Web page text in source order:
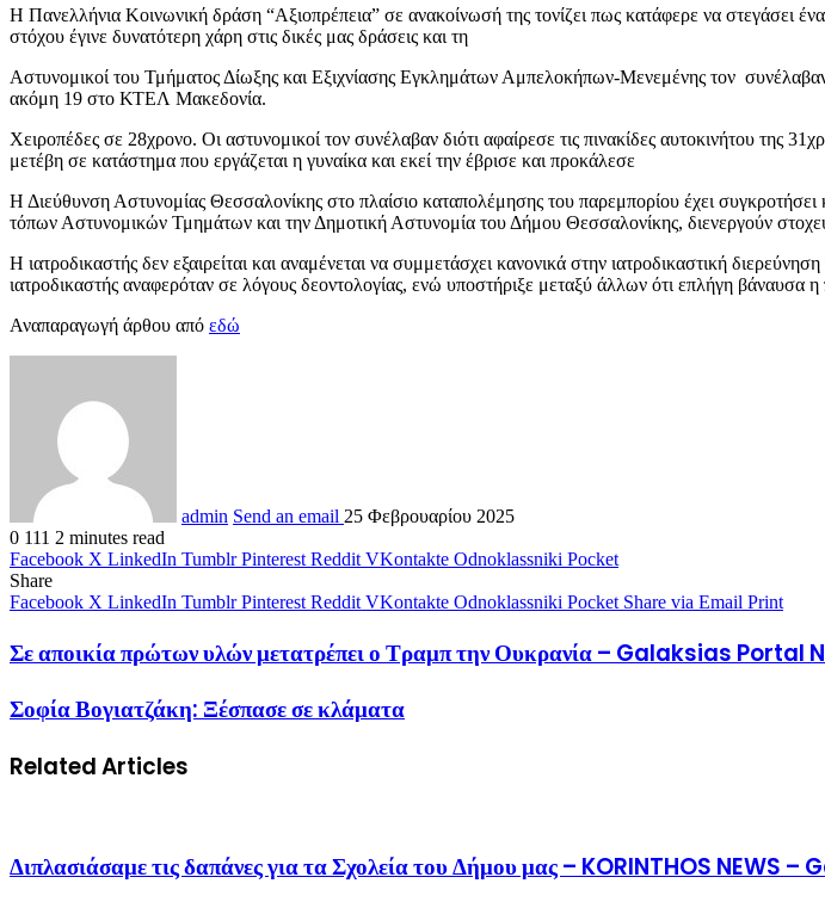
Η Πανελλήνια Κοινωνική δράση “Αξιοπρέπεια” σε ανακοίνωσή της τονίζει πως κατάφερε να στεγάσει
στόχου έγινε δυνατότερη χάρη στις δικές μας δράσεις και τη
Αστυνομικοί του Τμήματος Δίωξης και Εξιχνίασης Εγκλημάτων Αμπελοκήπων-Μενεμένης τον
ακόμη 19 στο ΚΤΕΛ Μακεδονία.
Χειροπέδες σε 28χρονο. Οι αστυνομικοί τον συνέλαβαν διότι αφαίρεσε τις πινακίδες αυτοκινήτου της
μετέβη σε κατάστημα που εργάζεται η γυναίκα και εκεί την έβρισε και προκάλεσε
Η Διεύθυνση Αστυνομίας Θεσσαλονίκης στο πλαίσιο καταπολέμησης του παρεμπορίου έχει
τόπων Αστυνομικών Τμημάτων και την Δημοτική Αστυνομία του Δήμου Θεσσαλονίκης, διενεργούν
Η ιατροδικαστής δεν εξαιρείται και αναμένεται να συμμετάσχει κανονικά στην ιατροδικαστική
ιατροδικαστής αναφερόταν σε λόγους δεοντολογίας, ενώ υποστήριξε μεταξύ άλλων ότι επλήγη βάναυσα
Αναπαραγωγή άρθου από εδώ
admin Send an email 25 Φεβρουαρίου 2025
0 111 2 minutes read
Facebook X LinkedIn Tumblr Pinterest Reddit VKontakte Odnoklassniki Pocket
Share
Facebook X LinkedIn Tumblr Pinterest Reddit VKontakte Odnoklassniki Pocket Share via Email Print
Σε αποικία πρώτων υλών μετατρέπει ο Τραμπ την Ουκρανία – Galaksias Portal
Σοφία Βογιατζάκη: Ξέσπασε σε κλάματα
Related Articles
Διπλασιάσαμε τις δαπάνες για τα Σχολεία του Δήμου μας – KORINTHOS NEWS